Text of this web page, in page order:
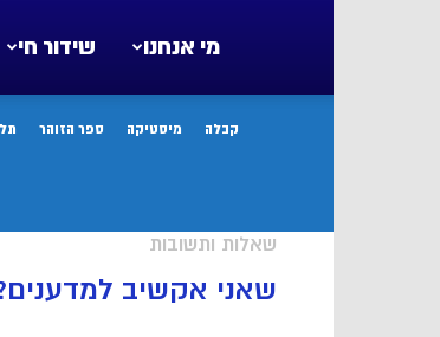
שידור חי מי אנחנו
קבלה מיסטיקה ספר הזוהר
שאלות ותשובות
שאני אקשיב